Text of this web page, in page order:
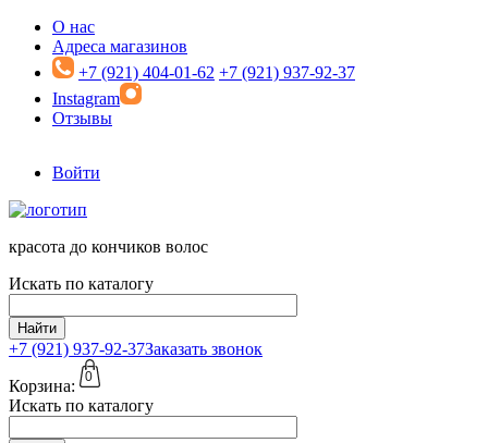
Перейти к основному содержанию
О нас
Адреса магазинов
+7 (921) 404-01-62 +7 (921) 937-92-37
Instagram
Отзывы
Войти
красота до кончиков волос
Искать по каталогу
Найти
+7 (921) 937-92-37Заказать звонок
Корзина:
0
Искать по каталогу